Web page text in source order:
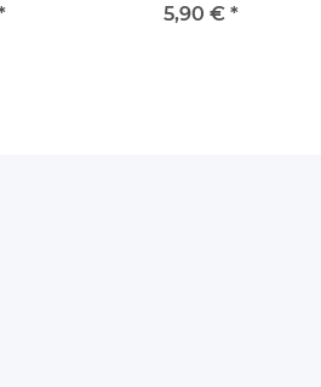
5,90 € *